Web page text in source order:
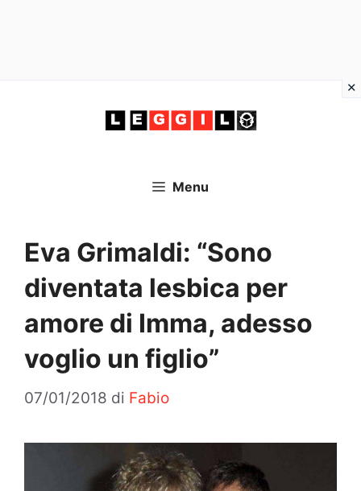
Menu
Eva Grimaldi: “Sono
diventata lesbica per
amore di Imma, adesso
voglio un figlio”
07/01/2018 di Fabio